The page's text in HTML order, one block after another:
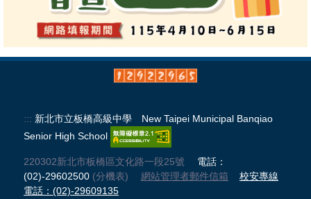
::: 新北市立板橋高級中學 New Taipei Municipal Banqiao
Senior High School
220302新北市板橋區文化路一段25號 電話：
(02)-29602500 (分機表) 網站管理者郵件信箱
校安專線
電話：(02)-29609135